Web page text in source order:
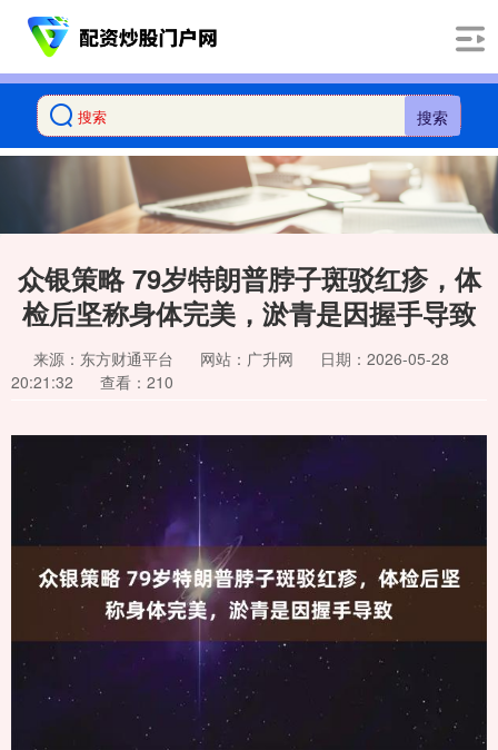
搜索
众银策略 79岁特朗普脖子斑驳红疹，体
检后坚称身体完美，淤青是因握手导致
来源：东方财通平台 网站：广升网
日期：2026-05-28
20:21:32
查看：210